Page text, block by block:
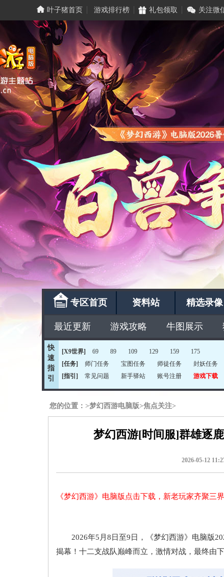
叶子猪首页 游戏排行榜 礼包领取 关注微
专区首页 资料站 精选录像
最近更新 游戏攻略 牛图展示
快
速
指
引
[X9世界] 69 89 109 129 159
175
[任务]
师门任务 宝图任务 师徒任务
封妖任务
[指引]
常见问题 新手驿站 账号注册 游戏下载
您的位置： >梦幻西游电脑版>焦点关注>
梦幻西游[时间服]群雄逐
2026-05-12
《梦幻西游》电脑版点击下载，新老玩家齐聚三
2026年5月8日至9日，《梦幻西游》电脑版
揭幕！十二支战队巅峰而立，激情对战，最终由